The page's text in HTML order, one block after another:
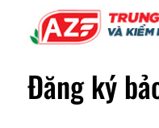
Đăng ký